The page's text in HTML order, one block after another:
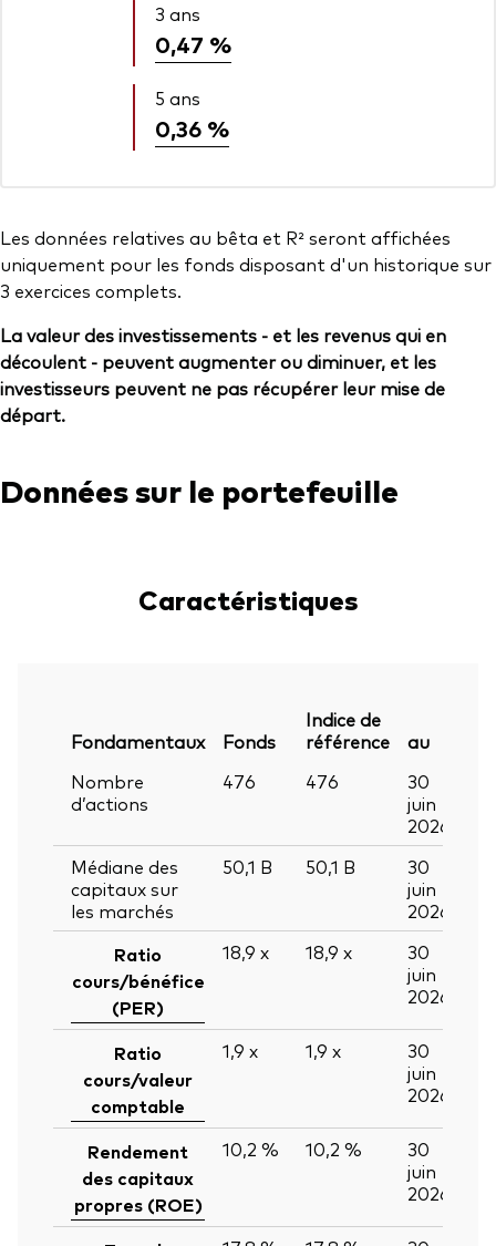
3 ans
0,47 %
5 ans
0,36 %
Les données relatives au bêta et R² seront affichées
uniquement pour les fonds disposant d'un historique sur
3 exercices complets.
La valeur des investissements - et les revenus qui en
découlent - peuvent augmenter ou diminuer, et les
investisseurs peuvent ne pas récupérer leur mise de
départ.
Données sur le portefeuille
Caractéristiques
Fondamentaux Fonds
Indice de
référence
au
Nombre
d’actions
476 476
30
juin
2026
Médiane des
capitaux sur
les marchés
50,1 B 50,1 B
30
juin
2026
Ratio
cours/bénéfice
(PER)
18,9 x 18,9 x
30
juin
2026
Ratio
cours/valeur
comptable
1,9 x 1,9 x
30
juin
2026
Rendement
des capitaux
propres (ROE)
10,2 % 10,2 %
30
juin
2026